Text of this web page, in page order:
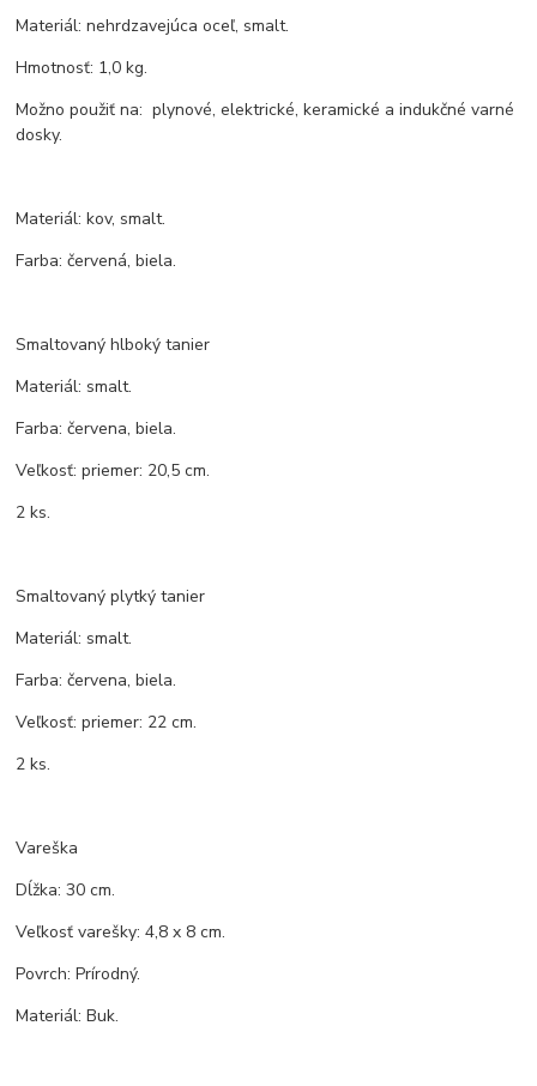
Materiál: nehrdzavejúca oceľ, smalt.
Hmotnosť: 1,0 kg.
Možno použiť na: plynové, elektrické, keramické a indukčné varné
dosky.
Materiál: kov, smalt.
Farba: červená, biela.
Smaltovaný hlboký tanier
Materiál: smalt.
Farba: červena, biela.
Veľkosť: priemer: 20,5 cm.
2 ks.
Smaltovaný plytký tanier
Materiál: smalt.
Farba: červena, biela.
Veľkosť: priemer: 22 cm.
2 ks.
Vareška
Dĺžka: 30 cm.
Veľkosť varešky: 4,8 x 8 cm.
Povrch: Prírodný.
Materiál: Buk.